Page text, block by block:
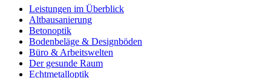
Leistungen im Überblick
Altbausanierung
Betonoptik
Bodenbeläge & Designböden
Büro & Arbeitswelten
Der gesunde Raum
Echtmetalloptik